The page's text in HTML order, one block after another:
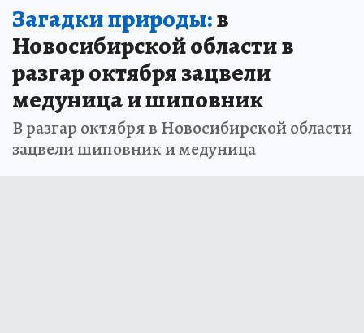
Загадки природы:в
Новосибирской области в
разгар октября зацвели
медуница и шиповник
В разгар октября в Новосибирской области
зацвели шиповник и медуница